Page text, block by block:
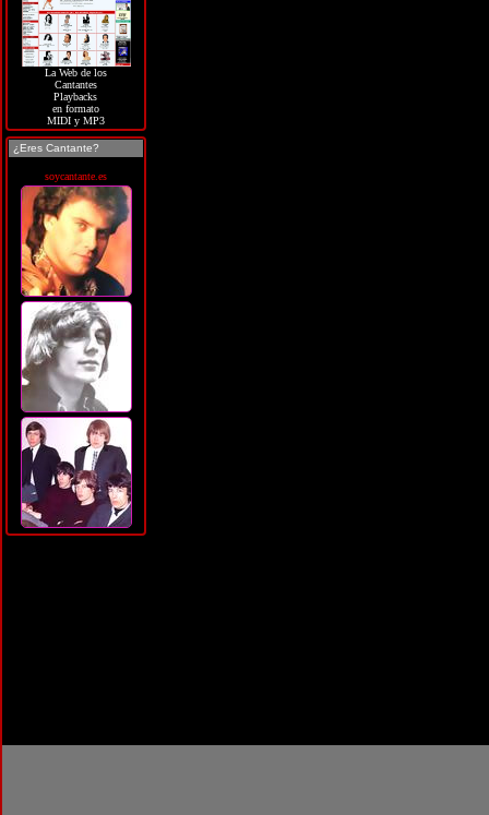
La Web de los
Cantantes
Playbacks
en formato
MIDI y MP3
¿Eres Cantante?
soycantante.es